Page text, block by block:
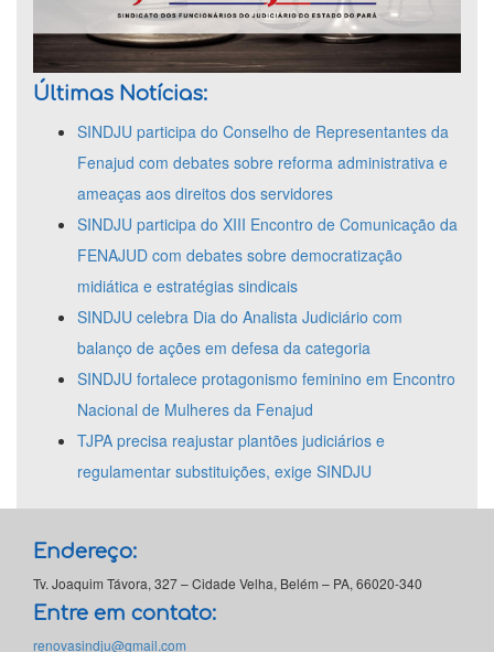
Últimas Notícias:
SINDJU participa do Conselho de Representantes da
Fenajud com debates sobre reforma administrativa e
ameaças aos direitos dos servidores
SINDJU participa do XIII Encontro de Comunicação da
FENAJUD com debates sobre democratização
midiática e estratégias sindicais
SINDJU celebra Dia do Analista Judiciário com
balanço de ações em defesa da categoria
SINDJU fortalece protagonismo feminino em Encontro
Nacional de Mulheres da Fenajud
TJPA precisa reajustar plantões judiciários e
regulamentar substituições, exige SINDJU
Endereço:
Tv. Joaquim Távora, 327 – Cidade Velha, Belém – PA, 66020-340
Entre em contato:
renovasindju@gmail.com